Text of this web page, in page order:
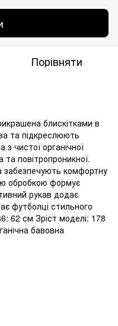
Порівняти
блискітками в
та підкреслюють
чистої органічної
повітропроникної.
забезпечують комфортну
обробкою формує
рукав додає
футболці стильного
62 см Зріст моделі: 178
бавовна